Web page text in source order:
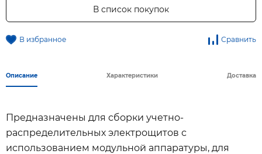
В список покупок
В избранное Сравнить
Описание Характеристики Доставка
Предназначены для сборки учетно-
распределительных электрощитов с
использованием модульной аппаратуры, для